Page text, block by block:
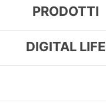
PRODOTTI
DIGITAL LIFE